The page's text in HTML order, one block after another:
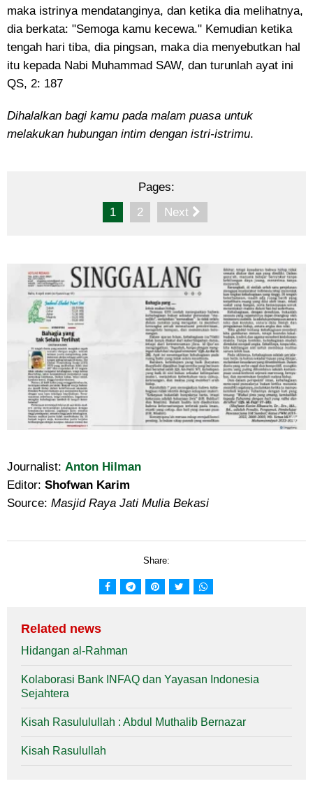
maka istrinya mendatanginya, dan ketika dia melihatnya,
dia berkata: "Semoga kamu kecewa." Kemudian ketika
tengah hari tiba, dia pingsan, maka dia menyebutkan hal
itu kepada Nabi Muhammad SAW, dan turunlah ayat ini
QS, 2: 187
Dihalalkan bagi kamu pada malam puasa untuk
melakukan hubungan intim dengan istri-istrimu.
Pages:
1
2 Next
Journalist: Anton Hilman
Editor: Shofwan Karim
Source: Masjid Raya Jati Mulia Bekasi
Share:
Related news
Hidangan al-Rahman
Kolaborasi Bank INFAQ dan Yayasan Indonesia
Sejahtera
Kisah Rasululullah : Abdul Muthalib Bernazar
Kisah Rasulullah